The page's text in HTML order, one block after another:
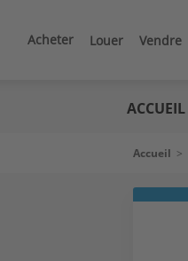
Acheter Louer Vendre
ACCUEIL
Fil
Accueil >